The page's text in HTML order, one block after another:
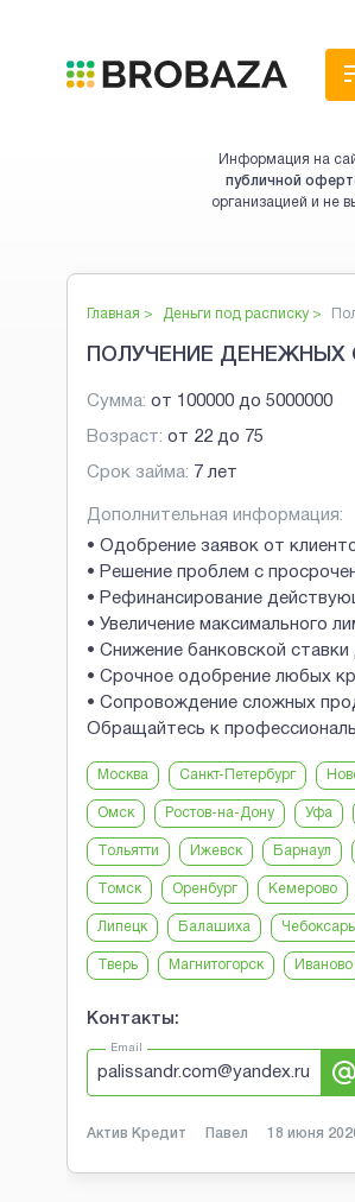
Информация на
публичной
организацией и не
Главная > Деньги под расписку >
ПОЛУЧЕНИЕ
Сумма: от 100000 до 5000000
Возраст: от 22 до 75
Срок займа: 7 лет
Дополнительная информация:
• Одобрение заявок от
• Решение проблем с
• Рефинансирование
• Увеличение максимального
• Снижение банковской
• Срочное одобрение любых
• Сопровождение сложных
Обращайтесь к
Москва Санкт-Петербург
Омск Ростов-на-Дону Уфа
Тольятти Ижевск Барнаул
Томск Оренбург Кемерово
Липецк Балашиха
Тверь Магнитогорск Иваново
Контакты:
Email
palissandr.com@yandex.ru
Актив Кредит Павел 18 июня